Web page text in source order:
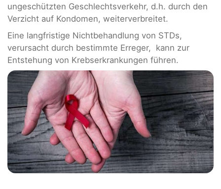
ungeschützten Geschlechtsverkehr, d.h. durch den
Verzicht auf Kondomen, weiterverbreitet.
Eine langfristige Nichtbehandlung von STDs,
verursacht durch bestimmte Erreger, kann zur
Entstehung von Krebserkrankungen führen.